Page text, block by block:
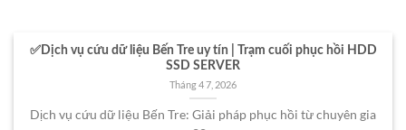
✅Dịch vụ cứu dữ liệu Bến Tre uy tín | Trạm cuối phục hồi HDD
SSD SERVER
Tháng 4 7, 2026
Dịch vụ cứu dữ liệu Bến Tre: Giải pháp phục hồi từ chuyên gia